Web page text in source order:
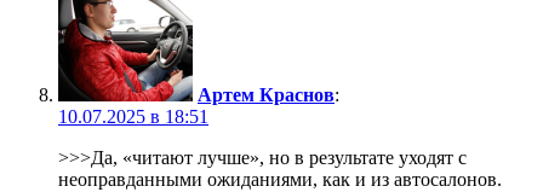
Артем Краснов:
10.07.2025 в 18:51
>>>Да, «читают лучше», но в результате уходят с
неоправданными ожиданиями, как и из автосалонов.